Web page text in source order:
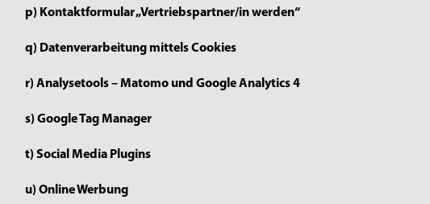
p) Kontaktformular „Vertriebspartner/in werden“
q) Datenverarbeitung mittels Cookies
r) Analysetools – Matomo und Google Analytics 4
s) Google Tag Manager
t) Social Media Plugins
u) Online Werbung